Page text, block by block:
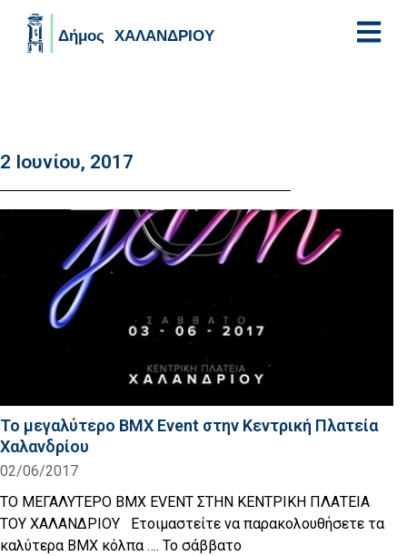
2 Ιουνίου, 2017
Το μεγαλύτερο ΒΜΧ Εvent στην Κεντρική Πλατεία
Χαλανδρίου
02/06/2017
ΤΟ ΜΕΓΑΛΥΤΕΡΟ ΒΜΧ ΕVENT ΣΤΗΝ ΚΕΝΤΡΙΚΗ ΠΛΑΤΕΙΑ
ΤΟΥ ΧΑΛΑΝΔΡΙΟΥ Ετοιμαστείτε να παρακολουθήσετε τα
καλύτερα BMX κόλπα …. Το σάββατο